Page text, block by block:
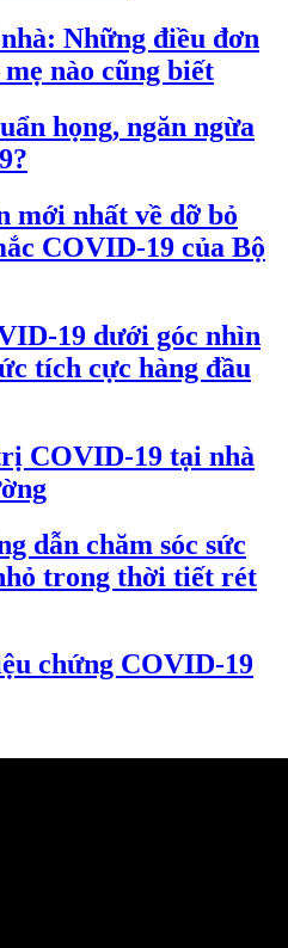
Những điều đơn
nào cũng biết
họng, ngăn ngừa
mới nhất về dỡ bỏ
COVID-19 của Bộ
19 dưới góc nhìn
tích cực hàng đầu
COVID-19 tại nhà
dẫn chăm sóc sức
trong thời tiết rét
chứng COVID-19